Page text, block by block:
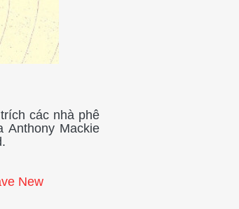
các nhà phê
Anthony Mackie